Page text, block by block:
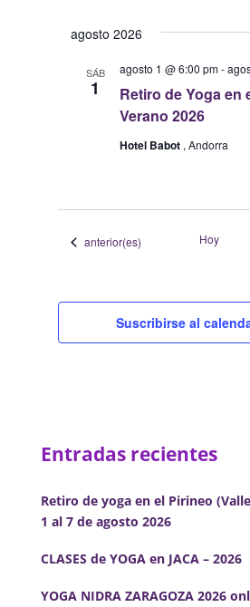
agosto 2026
SÁB
1
Retiro de Yoga en
Verano 2026
agosto 1 @ 6:00 pm-
Hotel Babot , Andorra
Eventos
anterior(es) Hoy
Suscribirse al
Entradas recientes
Retiro de yoga en el Pirineo
1 al 7 de agosto 2026
CLASES de YOGA en JACA – 2026
YOGA NIDRA ZARAGOZA 2026